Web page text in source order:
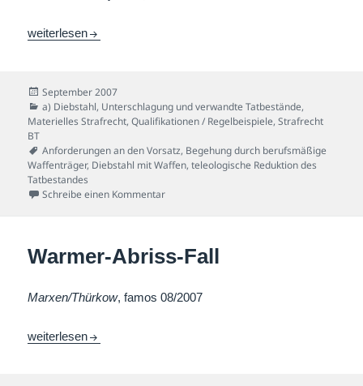
Armbanduhren-Fall
weiterlesen
Veröffentlicht
am
September 2007
Kategorien
a) Diebstahl, Unterschlagung und verwandte Tatbestände,
Materielles Strafrecht,Qualifikationen / Regelbeispiele,Strafrecht
BT
Schlagwörter
Anforderungen an den Vorsatz, Begehung durch berufsmäßige
Waffenträger, Diebstahl mit Waffen,teleologische Reduktion des
Tatbestandes
Schreibe einen Kommentarzu Armbanduhren-Fall
Warmer-Abriss-Fall
Marxen/Thürkow, famos 08/2007
Warmer-Abriss-Fall
weiterlesen